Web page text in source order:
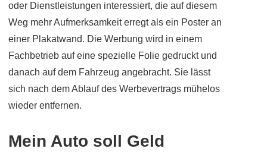
oder Dienstleistungen interessiert, die auf diesem
Weg mehr Aufmerksamkeit erregt als ein Poster an
einer Plakatwand. Die Werbung wird in einem
Fachbetrieb auf eine spezielle Folie gedruckt und
danach auf dem Fahrzeug angebracht. Sie lässt
sich nach dem Ablauf des Werbevertrags mühelos
wieder entfernen.
Mein Auto soll Geld